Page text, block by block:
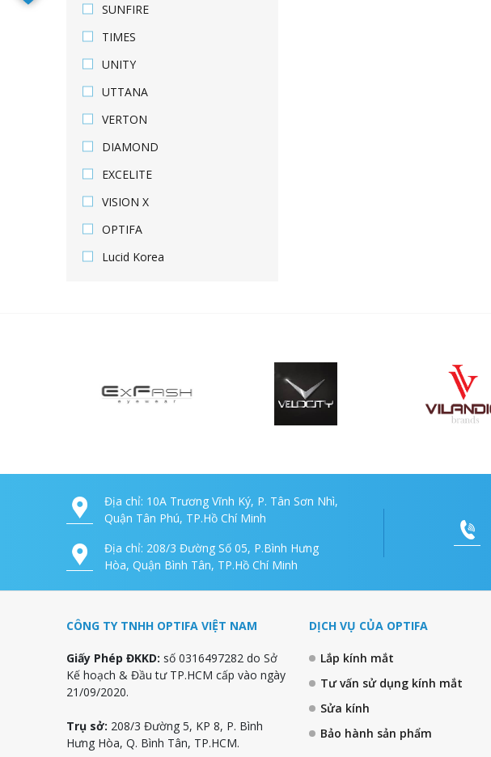
SUNFIRE
TIMES
UNITY
UTTANA
VERTON
DIAMOND
EXCELITE
VISION X
OPTIFA
Lucid Korea
Địa chỉ: 10A Trương Vĩnh Ký, P. Tân Sơn Nhì,
Quận Tân Phú, TP.Hồ Chí Minh
Địa chỉ: 208/3 Đường Số 05, P.Bình Hưng
Hòa, Quận Bình Tân, TP.Hồ Chí Minh
CÔNG TY TNHH OPTIFA VIỆT NAM
Giấy Phép ĐKKD: số 0316497282 do Sở
Kế hoạch & Đầu tư TP.HCM cấp vào ngày
21/09/2020.
Trụ sở: 208/3 Đường 5, KP 8, P. Bình
Hưng Hòa, Q. Bình Tân, TP.HCM.
DỊCH VỤ CỦA OPTIFA
Lắp kính mắt
Tư vấn sử dụng kính mắt
Sửa kính
Bảo hành sản phẩm